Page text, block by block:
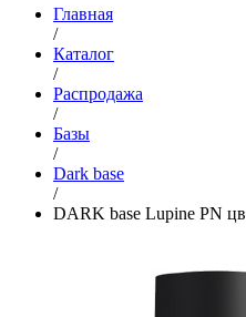
Главная
/
Каталог
/
Распродажа
/
Базы
/
Dark base
/
DARK base Lupine PN